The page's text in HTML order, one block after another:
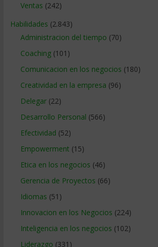
Ventas (242)
Habilidades (2.843)
Administracion del tiempo (70)
Coaching(101)
Comunicacion en los negocios (180)
Creatividad en la empresa (96)
Delegar(22)
Desarrollo Personal (566)
Efectividad (52)
Empowerment (15)
Etica en los negocios (46)
Gerencia de Proyectos (66)
Idiomas (51)
Innovacion en los Negocios (224)
Inteligencia en los negocios (102)
Liderazgo (331)